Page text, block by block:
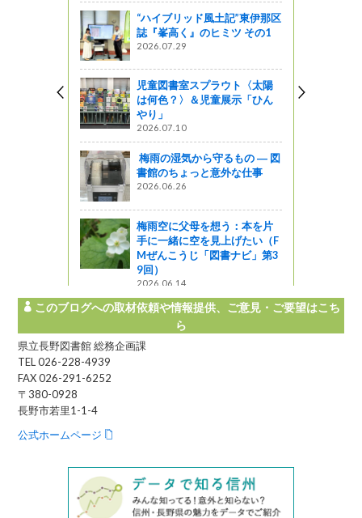
“ハイブリッド風土記”東伊那区
誌『峯高く』のヒミツ その1
2026.07.29
児童図書室スプラウト〈太陽
は何色？〉＆児童展示「ひん
やり」
2026.07.10
梅雨の湿気から守るもの ― 図
書館のちょっと意外な仕事
2026.06.26
梅雨空に父母を想う：本を片
手に一緒に空を見上げたい（F
Mぜんこうじ「図書ナビ」第3
9回）
2026.06.14
このブログへの取材依頼や情報提供、ご意見・ご要望はこち
ら
県立長野図書館 総務企画課
TEL 026-228-4939
FAX 026-291-6252
〒380-0928
長野市若里1-1-4
公式ホームページ